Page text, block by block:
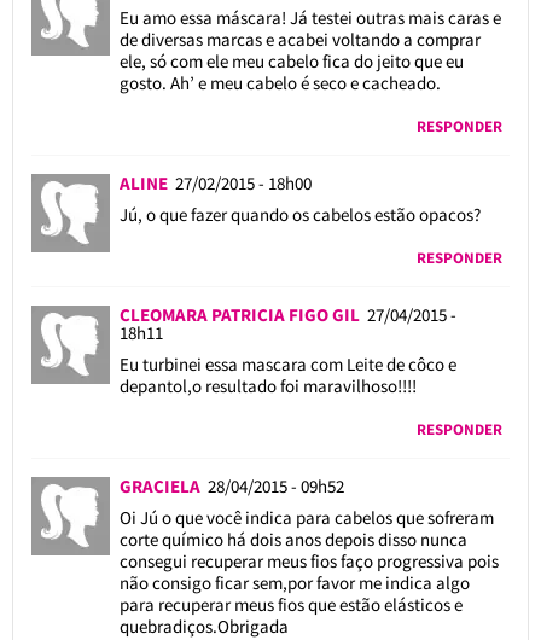
Eu amo essa máscara! Já testei outras mais caras e
de diversas marcas e acabei voltando a comprar
ele, só com ele meu cabelo fica do jeito que eu
gosto. Ah’ e meu cabelo é seco e cacheado.
RESPONDER
ALINE 27/02/2015 - 18h00
Jú, o que fazer quando os cabelos estão opacos?
RESPONDER
CLEOMARA PATRICIA FIGO GIL 27/04/2015 -
18h11
Eu turbinei essa mascara com Leite de côco e
depantol,o resultado foi maravilhoso!!!!
RESPONDER
GRACIELA 28/04/2015 - 09h52
Oi Jú o que você indica para cabelos que sofreram
corte químico há dois anos depois disso nunca
consegui recuperar meus fios faço progressiva pois
não consigo ficar sem,por favor me indica algo
para recuperar meus fios que estão elásticos e
quebradiços.Obrigada